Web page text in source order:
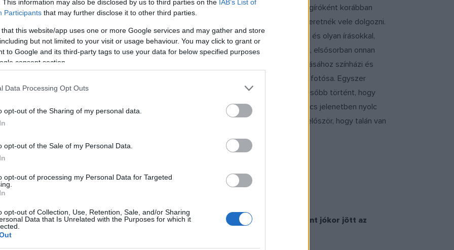
This information may also be disclosed by us to third parties on the IAB’s List of
Participants that may further disclose it to other third parties.
that this website/app uses one or more Google services and may gather and store
but not limited to your visit or usage behaviour. You may click to grant or
to Google and its third-party tags to use your data for below specified purposes
consent section.
Data Processing Opt Outs
opt-out of the Sharing of my personal data.
opt-out of the Sale of my Personal Data.
opt-out of processing my Personal Data for Targeted
opt-out of Collection, Use, Retention, Sale, and/or Sharing
Data that Is Unrelated with the Purposes for which it
Én pontosan ugyanezt gondoltam az épületről és az egész helyzetről. Mivel még újságíróként korábban
venni a számát, azonnal felhívtam és elmondtam, hogy tetszett, amit mondott és szeretnék vele dolgozni.
hogy készítenék egy honlapot a színház számára, amit gazdagon illusztrálnék képekkel és olyan írásokkal,
nevelhessünk ki azokból a fiatalokból, akik akkor már jellemzően az internet előtt ültek, elsősorban onnan
fölvett. Valójában itt kezdődött az én színházi fotós pályám. A honlap illusztrálásához színházi és
ellesni az igazi profiktól például Kaiser Ottótól, akkor ő volt a Nemzeti Színház fotósa. Egyszer
igaza volt. Őt azóta is tisztelem, fantasztikus fotográfusnak tartom. Néhány évvel később történt, hogy
Arra a próbára Sándor két fotóst hívott meg, Korniss Pétert és engem. Az egyik kulcs jelenetben nyolc
el. Emlékszem, hogy az utolsó expó után Korniss rám nézett. Akkor nyugodtam meg először, hogy talán van
tájékozódási és a felhasználói szokások ? visszatérve az internetre, ezek szerint jókor jött az